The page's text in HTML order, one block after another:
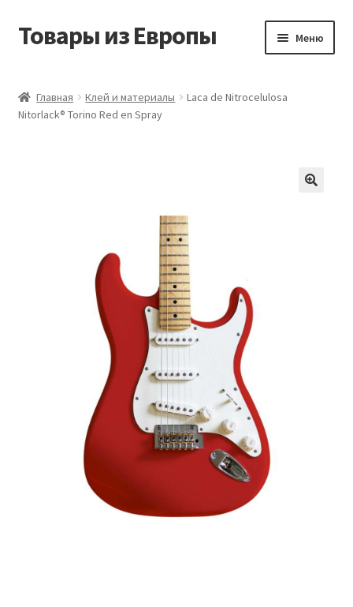
Перейти
Перейти
Товары из Европы Меню
Виды доставки
Оставить отзыв
Оформление заказа
Подтверждение заказа
Сотрудничество
Главная Клей и материалы
Laca de Nitrocelulosa
Nitorlack® Torino Red en Spray